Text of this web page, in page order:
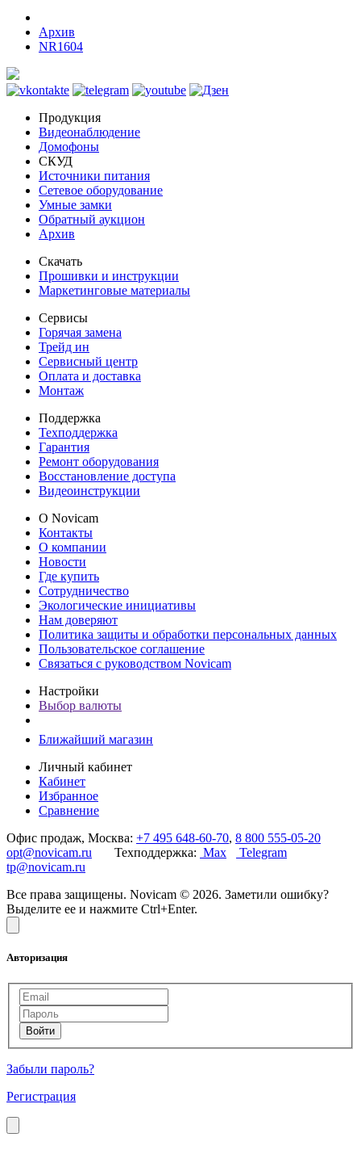
Архив
NR1604
Продукция
Видеонаблюдение
Домофоны
СКУД
Источники питания
Сетевое оборудование
Умные замки
Обратный аукцион
Архив
Скачать
Прошивки и инструкции
Маркетинговые материалы
Сервисы
Горячая замена
Трейд ин
Сервисный центр
Оплата и доставка
Монтаж
Поддержка
Техподдержка
Гарантия
Ремонт оборудования
Восстановление доступа
Видеоинструкции
О Novicam
Контакты
О компании
Новости
Где купить
Сотрудничество
Экологические инициативы
Нам доверяют
Политика защиты и обработки персональных данных
Пользовательское соглашение
Связаться с руководством Novicam
Настройки
Выбор валюты
Ближайший магазин
Личный кабинет
Кабинет
Избранное
Сравнение
Офис продаж, Москва: +7 495 648-60-70, 8 800 555-05-20
opt@novicam.ru Техподдержка: Max
Telegram
tp@novicam.ru
Все права защищены. Novicam © 2026. Заметили ошибку?
Выделите ее и нажмите Ctrl+Enter.
Авторизация
Забыли пароль?
Регистрация